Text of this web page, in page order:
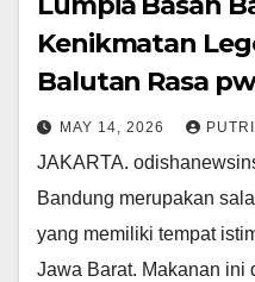
Kenikmatan
Balutan Rasa
MAY 14, 2026
JAKARTA.
Bandung merupakan
yang memiliki tempat
Jawa Barat. Makanan ini